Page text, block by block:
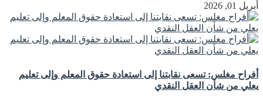
أبريل 01, 2026
أفراح مغلس: تسعى نقابتنا إلى استعادة حقوق المعلم وإلى تعليم
يعلي من شأن العقل النقدي